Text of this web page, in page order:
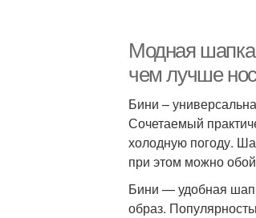
Модная
чем лучше
Бини –
Сочетаемый
холодную погоду.
при этом можно
Бини — удобная
образ.